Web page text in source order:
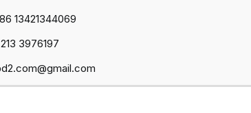
13421344069
3976197